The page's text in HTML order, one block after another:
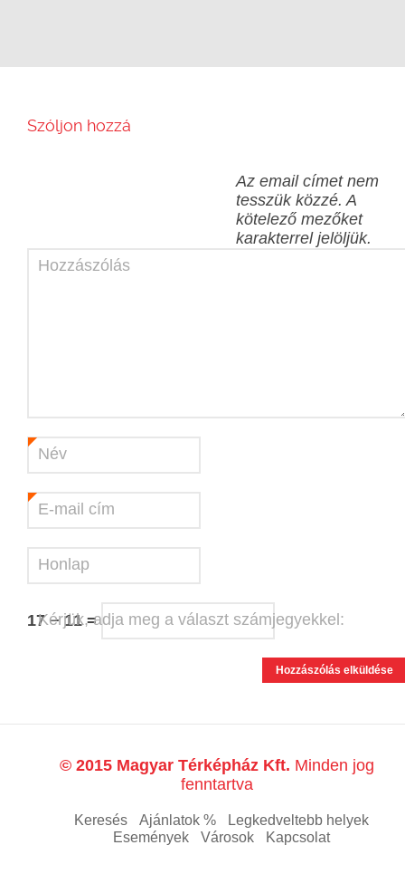
Szóljon hozzá
Az email címet nem
tesszük közzé. A
kötelező mezőket
karakterrel jelöljük.
Hozzászólás
Név
E-mail cím
Honlap
Kérjük, adja meg a választ számjegyekkel:
17 − 11 =
© 2015 Magyar Térképház Kft. Minden jog
fenntartva
Keresés Ajánlatok %
Legkedveltebb helyek
Események
Városok Kapcsolat